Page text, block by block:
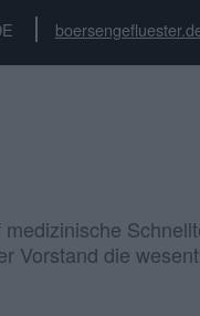
Vorstand die